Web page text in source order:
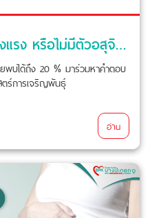
คุณผู้ชายที่มีตัวอสุจิไม่แข็งแรง หรือไม่มีตัวอสุจิ จะมีบุตรได้ไหม
พบได้ถึง 20 % มาร่วมหาคำตอบ
ร์การเจริญพันธุ์
อ่าน